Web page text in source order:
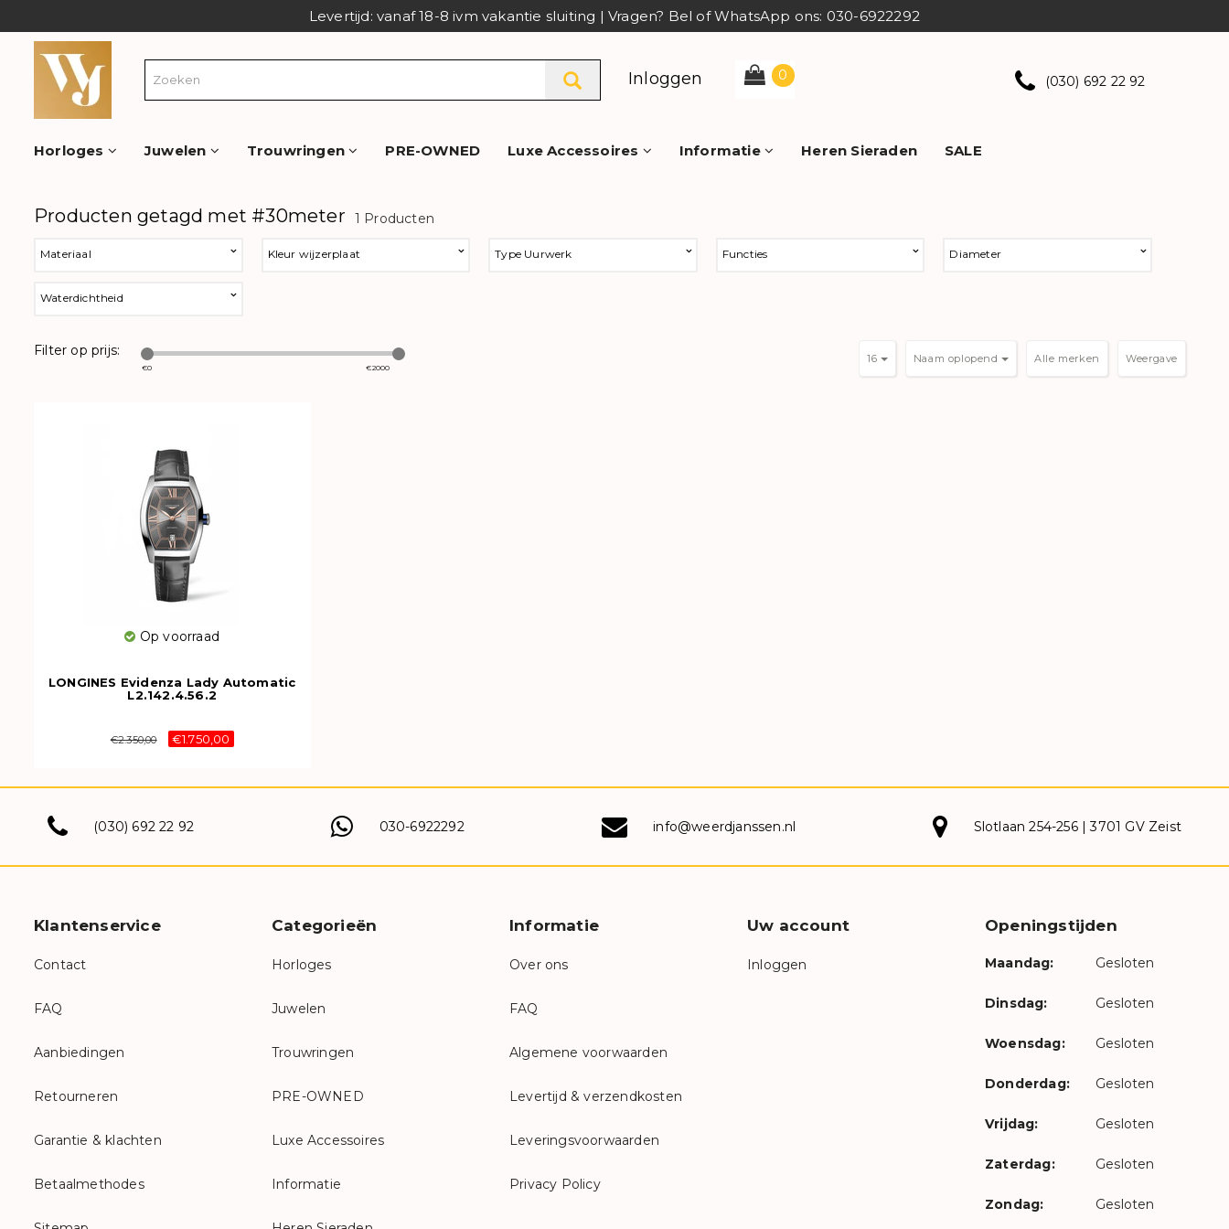
Levertijd: vanaf 18-8 ivm vakantie sluiting | Vragen? Bel of WhatsApp ons: 030-6922292
Inloggen 0 (030) 692 22 92
Horloges Juwelen Trouwringen PRE-OWNED Luxe Accessoires Informatie Heren Sieraden SALE
Producten getagd met #30meter 1 Producten
Materiaal Kleur wijzerplaat Type Uurwerk Functies Diameter
Waterdichtheid
Filter op prijs:
€0 €2000
Weergave
Naam oplopend
16
Op voorraad
LONGINES Evidenza Lady Automatic
L2.142.4.56.2
€2.350,00 €1.750,00
(030) 692 22 92 030-6922292 info@weerdjanssen.nl Slotlaan 254-256 | 3701 GV Zeist
Klantenservice
Contact
FAQ
Aanbiedingen
Retourneren
Garantie & klachten
Betaalmethodes
Categorieën
Horloges
Juwelen
Trouwringen
PRE-OWNED
Luxe Accessoires
Informatie
Informatie
Over ons
FAQ
Algemene voorwaarden
Levertijd & verzendkosten
Leveringsvoorwaarden
Privacy Policy
Uw account
Inloggen
Openingstijden
Maandag: Gesloten
Dinsdag: Gesloten
Woensdag: Gesloten
Donderdag: Gesloten
Vrijdag: Gesloten
Zaterdag: Gesloten
Zondag: Gesloten